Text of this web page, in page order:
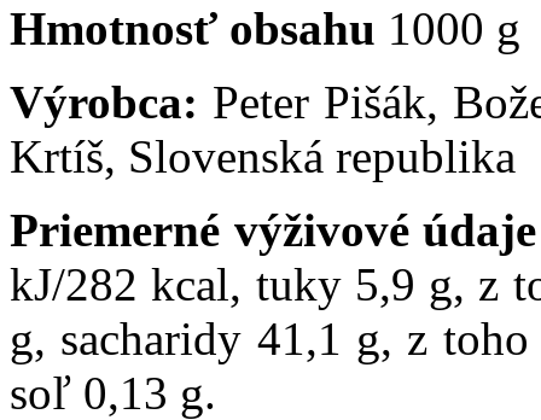
Hmotnosť obsahu 1000 g
Výrobca: Peter Pišák,
Krtíš, Slovenská republika
Priemerné výživové
kJ/282 kcal, tuky 5,9 g, z
g, sacharidy 41,1 g, z
soľ 0,13 g.